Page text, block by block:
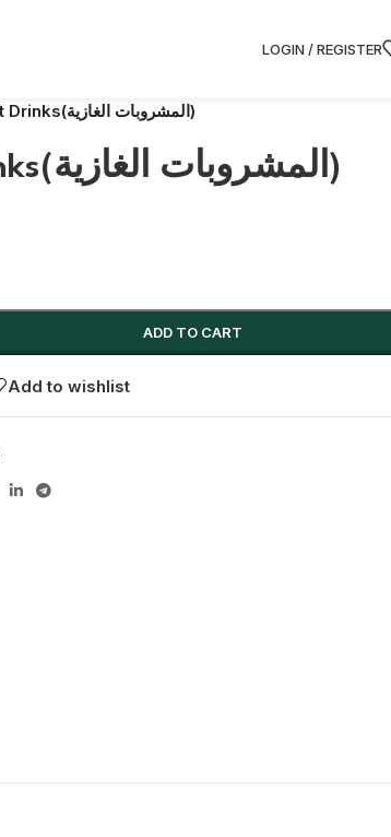
LOGIN / REGISTER
Soft Drinks(المشروبات الغازية)
Soft Drinks(المشروبات الغازية)
ADD TO CART
Add to wishlist